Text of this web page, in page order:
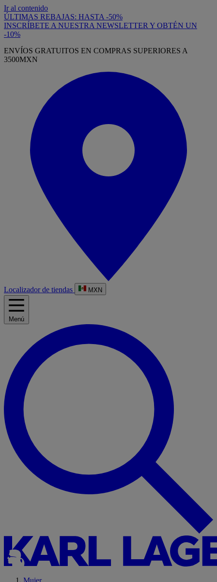
Ir al contenido
ÚLTIMAS REBAJAS: HASTA -50%
INSCRÍBETE A NUESTRA NEWSLETTER Y OBTÉN UN
-10%
ENVÍOS GRATUITOS EN COMPRAS SUPERIORES A
3500MXN
Localizador de tiendas MXN
Menú
Mujer